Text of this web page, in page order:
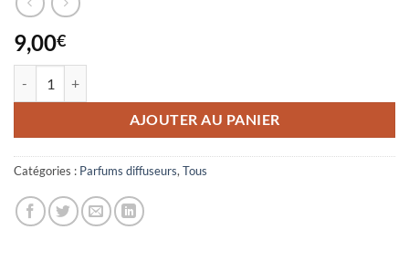
9,00€
AJOUTER AU PANIER
Catégories : Parfums diffuseurs,Tous